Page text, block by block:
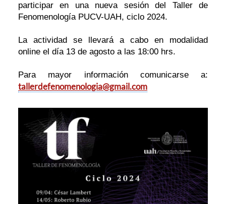
participar en una nueva sesión del Taller de
Fenomenología PUCV-UAH, ciclo 2024.
La actividad se llevará a cabo en modalidad
online el día 13 de agosto a las 18:00 hrs.
Para mayor información comunicarse a:
tallerdefenomenologia@gmail.com